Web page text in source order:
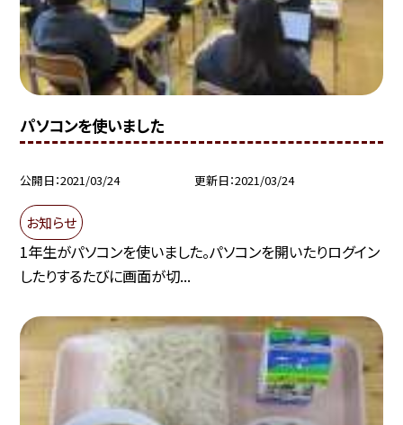
パソコンを使いました
公開日 2021/03/24 更新日 2021/03/24
お知らせ
1年生がパソコンを使いました。パソコンを開いたりログイン
したりするたびに画面が切...